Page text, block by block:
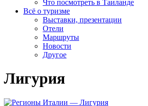
Что посмотреть в Таиланде
Всё о туризме
Выставки, презентации
Отели
Маршруты
Новости
Другое
Лигурия